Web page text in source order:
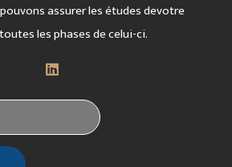
assurer les étudesdevotre
les phases de celui-ci.